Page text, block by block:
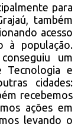
para
também
acesso
à população.
um
Tecnologia e
cidades:
recebemos
ações em
levando o